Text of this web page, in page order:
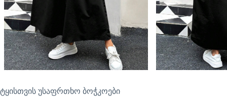
ტყისთვის უსაფრთხო ბოჭკოები